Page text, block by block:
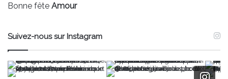
Bonne fête Amour
Suivez-nous sur Instagram